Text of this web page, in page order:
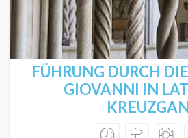
FÜHRUNG DURCH
GIOVANNI IN